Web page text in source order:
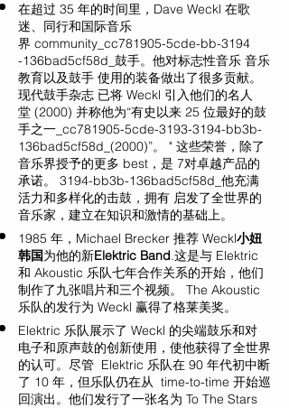
在超过 35 年的时间里，Dave Weckl 在歌
迷、同行和国际音乐
界 community_cc781905-5cde-bb-3194
-136bad5cf58d_鼓手。他对标志性音乐 音乐
教育以及鼓手 使用的装备做出了很多贡献。
现代鼓手杂志 已将 Weckl 引入他们的名人
堂 (2000) 并称他为“有史以来 25 位最好的鼓
手之一_cc781905-5cde-3193-3194-bb3b-
136bad5cf58d_(2000)”。 " 这些荣誉，除了
音乐界授予的更多 best，是 7对卓越产品的
承诺。 3194-bb3b-136bad5cf58d_他充满
活力和多样化的击鼓，拥有 启发了全世界的
音乐家，建立在知识和激情的基础上。
1985 年，Michael Brecker 推荐 Weckl小妞
韩国为他的新Elektric Band.这是与 Elektric
和 Akoustic 乐队七年合作关系的开始，他们
制作了九张唱片和三个视频。 The Akoustic
乐队的发行为 Weckl 赢得了格莱美奖。
Elektric 乐队展示了 Weckl 的尖端鼓乐和对
电子和原声鼓的创新使用，使他获得了全世界
的认可。尽管 Elektric 乐队在 90 年代初中断
了 10 年，但乐队仍在从 time-to-time 开始巡
回演出。他们发行了一张名为 To The Stars